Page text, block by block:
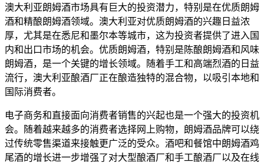
澳大利亚朗姆酒市场具有巨大的投资潜力，特别是在优质朗姆
酒和精酿朗姆酒领域。澳大利亚对优质朗姆酒的兴趣日益浓
厚，尤其是在悉尼和墨尔本等城市，这为投资者提供了进入国
内和出口市场的机会。优质朗姆酒，特别是陈酿朗姆酒和风味
朗姆酒，是一个关键的增长领域。随着手工和高端烈酒的日益
流行，澳大利亚酿酒厂正在酿造独特的混合物，以吸引本地和
国际消费者。
电子商务和直接面向消费者销售的兴起也是一个强大的投资机
会。随着越来越多的消费者选择网上购物，朗姆酒品牌可以绕
过传统零售渠道来接触更广泛的受众。酒吧和餐馆中朗姆酒鸡
尾酒的增长进一步增强了对大型酿酒厂和手工酿酒厂以及在线